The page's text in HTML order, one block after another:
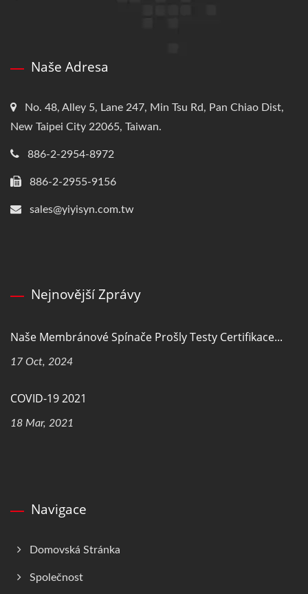
Naše Adresa
No. 48, Alley 5, Lane 247, Min Tsu Rd, Pan Chiao Dist,
New Taipei City 22065, Taiwan.
886-2-2954-8972
886-2-2955-9156
sales@yiyisyn.com.tw
Nejnovější Zprávy
Naše Membránové Spínače Prošly Testy Certifikace...
17 Oct, 2024
COVID-19 2021
18 Mar, 2021
Navigace
Domovská Stránka
Společnost